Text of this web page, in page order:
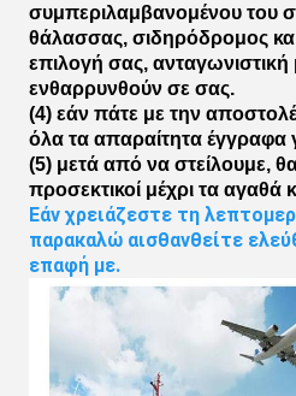
συμπεριλαμβανομένου του
θάλασσας, σιδηρόδρομος
επιλογή σας, ανταγωνιστική
ενθαρρυνθούν σε σας.
(4) εάν πάτε με την
όλα τα απαραίτητα έγγραφα
(5) μετά από να στείλουμε,
προσεκτικοί μέχρι τα
Εάν χρειάζεστε τη
παρακαλώ αισθανθείτε
επαφή με.